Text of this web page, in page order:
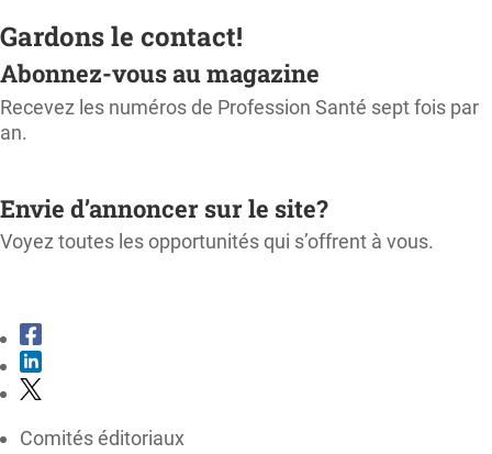
Gardons le contact!
Abonnez-vous au magazine
Recevez les numéros de Profession Santé sept fois par
an.
Envie d’annoncer sur le site?
Voyez toutes les opportunités qui s’offrent à vous.
Comités éditoriaux